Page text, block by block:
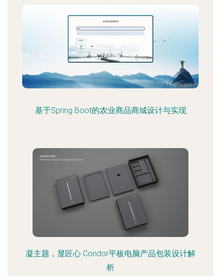
基于Spring Boot的农业商品商城设计与实现
凝主题，显匠心 Condor平板电脑产品包装设计解
析